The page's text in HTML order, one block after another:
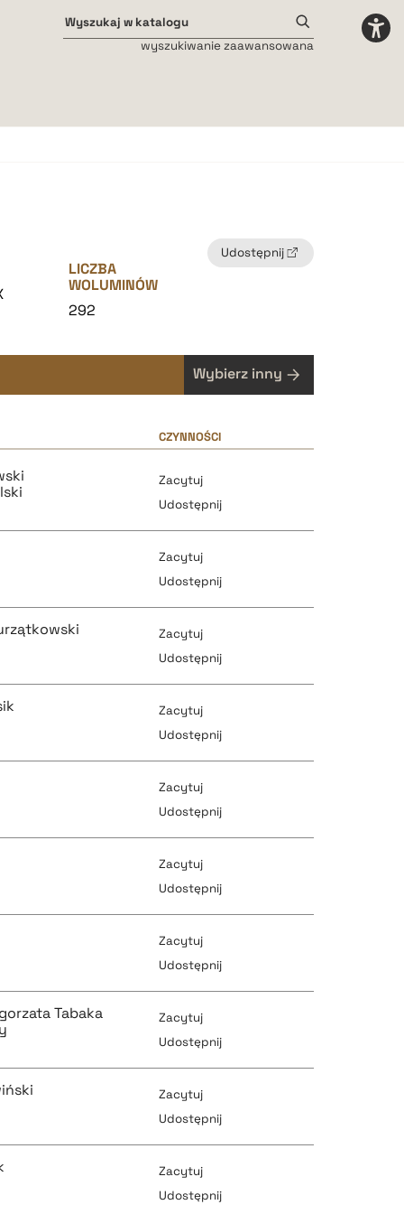
wyszukiwanie zaawansowana
Udostępnij
LICZBA
WOLUMINÓW
292
Wybierz inny
CZYNNOŚCI
Zacytuj
Udostępnij
pobierz cytat
pobierz cytat
Zacytuj
Udostępnij
pobierz cytat
pobierz cytat
Zacytuj
Udostępnij
pobierz cytat
pobierz cytat
Zacytuj
Udostępnij
pobierz cytat
pobierz cytat
Zacytuj
Udostępnij
pobierz cytat
pobierz cytat
Zacytuj
Udostępnij
pobierz cytat
pobierz cytat
Zacytuj
Udostępnij
pobierz cytat
pobierz cytat
Tabaka
Zacytuj
Udostępnij
pobierz cytat
Zacytuj
Udostępnij
Zacytuj
Udostępnij